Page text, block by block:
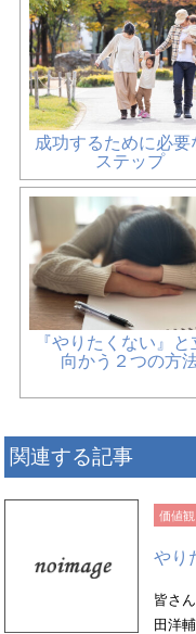
成功するために必要
ステップ
『やりたくない』と
向かう２つの方
関連する記事
価値観
やり
皆さ
田洋